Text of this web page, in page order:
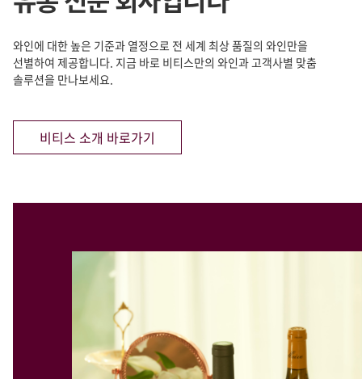
와인에 대한 높은 기준과 열정으로 전 세계 최상 품질의 와인만을
선별하여 제공합니다. 지금 바로 비티스만의 와인과 고객사별 맞춤
솔루션을 만나보세요.
비티스 소개 바로가기